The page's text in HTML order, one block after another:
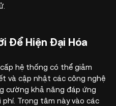
Để Hiện Đại Hóa
hệ thống có thể giảm
và cập nhật các công nghệ
cường khả năng đáp ứng
Trọng tâm này vào các